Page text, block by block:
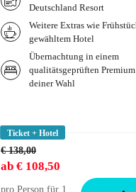
Deutschland Resort
Weitere Extras wie
gewähltem Hotel
Übernachtung in einem
qualitätsgeprüften
deiner Wahl
Ticket + Hotel
€ 138,00
ab € 108,50
pro Person für 1